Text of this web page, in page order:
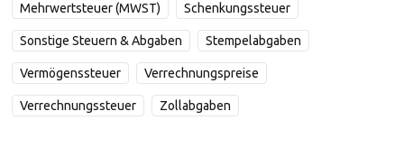
Mehrwertsteuer (MWST) Schenkungssteuer
Sonstige Steuern & Abgaben Stempelabgaben
Vermögenssteuer Verrechnungspreise
Verrechnungssteuer Zollabgaben